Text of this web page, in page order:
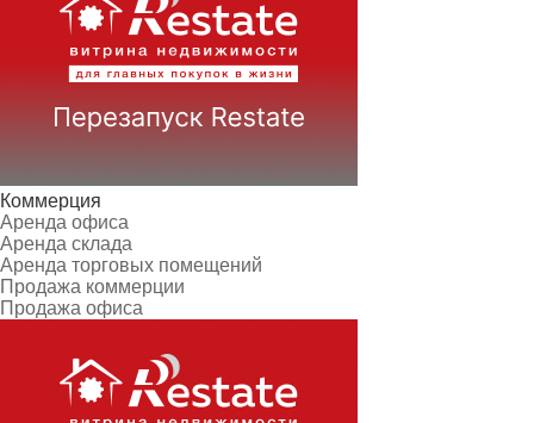
Коммерция
Аренда офиса
Аренда склада
Аренда торговых помещений
Продажа коммерции
Продажа офиса